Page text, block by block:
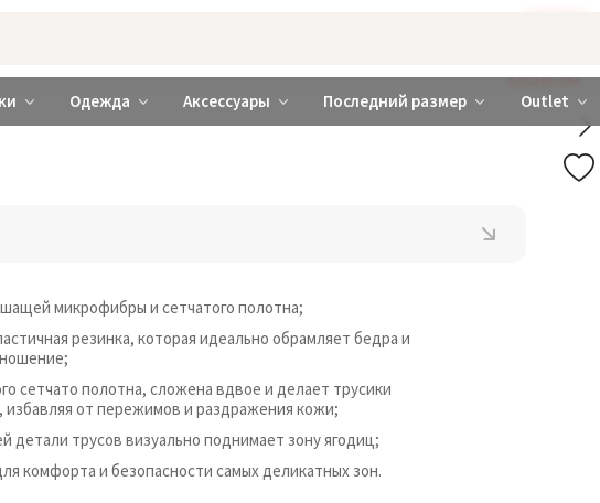
белье ❤️ brabrabra ❤️ Киев и Украина
Одежда Аксессуары Последний размер Outlet
ДОБАВЬ БРА
микрофибры и сетчатого полотна;
резинка, которая идеально обрамляет бедра и
сетчато полотна, сложена вдвое и делает трусики
от пережимов и раздражения кожи;
детали трусов визуально поднимает зону ягодиц;
комфорта и безопасности самых деликатных зон.